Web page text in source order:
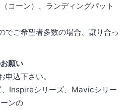
コーン）、ランディングパット
ご希望者多数の場合、譲り合っ
願い
込下さい。
、Inspireシリーズ、Mavicシリー
ンの